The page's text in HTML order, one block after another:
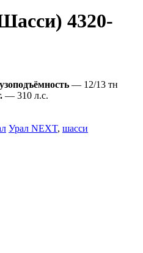
4320-
— 12/13 тн
— 310 л.с.
Урал NEXT, шасси